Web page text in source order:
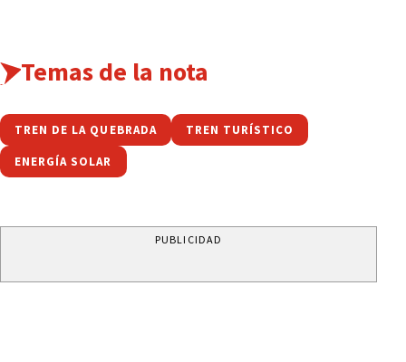
Temas de la nota
TREN DE LA QUEBRADA TREN TURÍSTICO
ENERGÍA SOLAR
PUBLICIDAD